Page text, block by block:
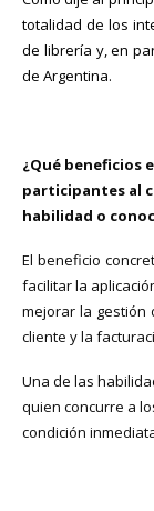
totalidad de los
de librería y, en
de Argentina.
¿Qué beneficios
participantes al
habilidad o
El beneficio
facilitar la
mejorar la gestión
cliente y la
Una de las
quien concurre a
condición